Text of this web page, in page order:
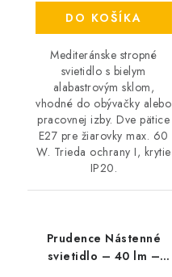
DO KOŠÍKA
Mediteránske stropné
svietidlo s bielym
alabastrovým sklom,
vhodné do obývačky alebo
pracovnej izby. Dve pätice
E27 pre žiarovky max. 60
W. Trieda ochrany I, krytie
IP20.
Prudence Nástenné
svietidlo – 40 lm –